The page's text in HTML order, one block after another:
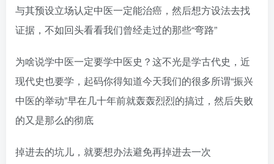
与其预设立场认定中医一定能治癌，然后想方设法去找
证据，不如回头看看我们曾经走过的那些“弯路”
为啥说学中医一定要学中医史？这不光是学古代史，近
现代史也要学，起码你得知道今天我们的很多所谓“振兴
中医的举动”早在几十年前就轰轰烈烈的搞过，然后失败
的又是那么的彻底
掉进去的坑儿，就要想办法避免再掉进去一次